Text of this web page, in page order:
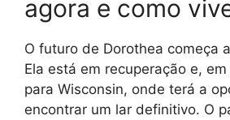
agora e como
O futuro de Dorothea começa
Ela está em recuperação e,
para Wisconsin, onde terá a
encontrar um lar definitivo. O